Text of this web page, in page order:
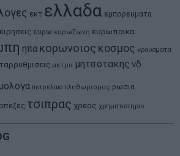
εκτ ελλαδα εμπορευματα
ευρω ευρωζωνη ευρωπαικα
ηπα κορωνοιος κοσμος κρουσματα
μετρα μητσοτακης νδ
πετρελαιο πληθωρισμος ρωσια
τσιπρας χρεος χρηματιστηριο